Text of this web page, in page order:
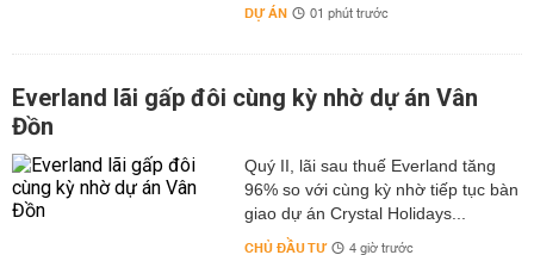
DỰ ÁN 01 phút trước
Everland lãi gấp đôi cùng kỳ nhờ dự án Vân
Đồn
Quý II, lãi sau thuế Everland tăng
96% so với cùng kỳ nhờ tiếp tục bàn
giao dự án Crystal Holidays...
CHỦ ĐẦU TƯ 4 giờ trước